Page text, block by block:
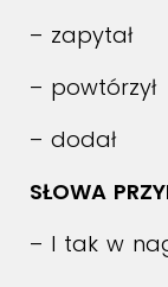
– zapytał
– powtórzył
– dodał
SŁOWA
– I tak w